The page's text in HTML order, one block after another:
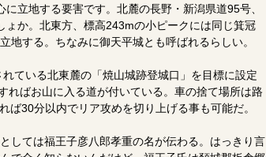
立地する要害です。北麓の長野・新潟県道95号、
ょか。北東方、標高243mの小ピークには同じ箕冠
地する。ちなみに御天平城とも呼ばれるらしい。
ている北東麓の「焼山城跡登城口」を目標に設定
ればお山に入る道が付いている。車の捨て場所は路
ば30分以内でリア攻めを切り上げる事も可能だ。
しては福王子彦八郎孝重の名が伝わる。はっきり言